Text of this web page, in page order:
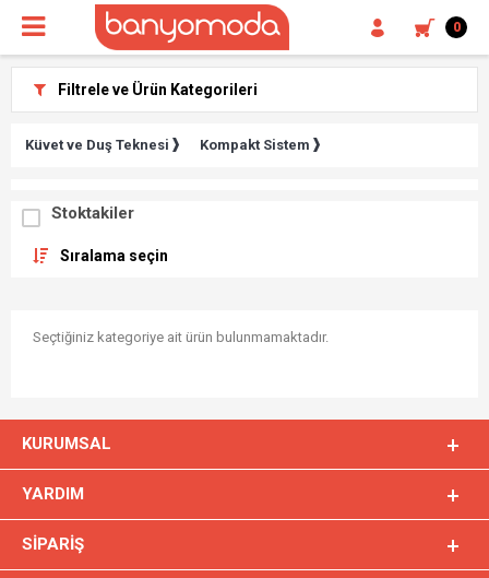
0
Filtrele ve Ürün Kategorileri
Küvet ve Duş Teknesi Kompakt Sistem
Stoktakiler
Sıralama seçin
Seçtiğiniz kategoriye ait ürün bulunmamaktadır.
KURUMSAL
YARDIM
SIPARIŞ